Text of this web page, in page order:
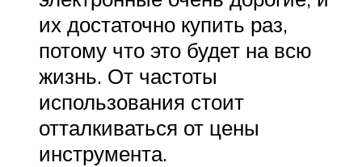
их достаточно купить раз,
потому что это будет на всю
жизнь. От частоты
использования стоит
отталкиваться от цены
инструмента.